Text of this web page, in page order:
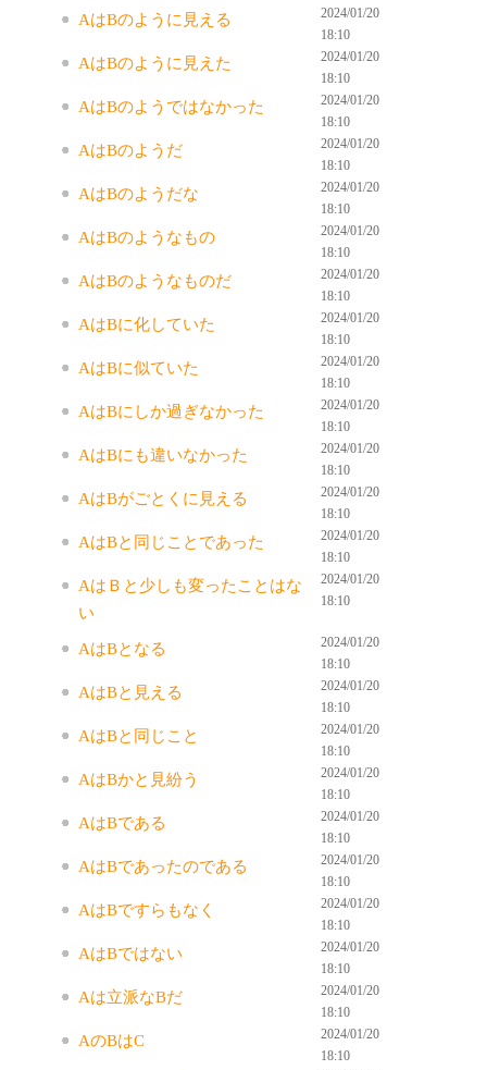
AはBのように見える
2024/01/20
18:10
AはBのように見えた
2024/01/20
18:10
AはBのようではなかった
2024/01/20
18:10
AはBのようだ
2024/01/20
18:10
AはBのようだな
2024/01/20
18:10
AはBのようなもの
2024/01/20
18:10
AはBのようなものだ
2024/01/20
18:10
AはBに化していた
2024/01/20
18:10
AはBに似ていた
2024/01/20
18:10
AはBにしか過ぎなかった
2024/01/20
18:10
AはBにも違いなかった
2024/01/20
18:10
AはBがごとくに見える
2024/01/20
18:10
AはBと同じことであった
2024/01/20
18:10
AはＢと少しも変ったことはな
い
2024/01/20
18:10
AはBとなる
2024/01/20
18:10
AはBと見える
2024/01/20
18:10
AはBと同じこと
2024/01/20
18:10
AはBかと見紛う
2024/01/20
18:10
AはBである
2024/01/20
18:10
AはBであったのである
2024/01/20
18:10
AはBですらもなく
2024/01/20
18:10
AはBではない
2024/01/20
18:10
Aは立派なBだ
2024/01/20
18:10
AのBはC
2024/01/20
18:10